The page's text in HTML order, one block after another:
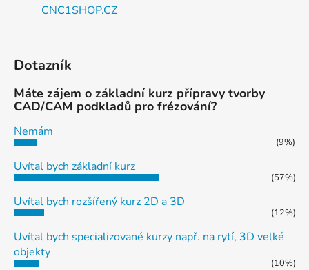
CNC1SHOP.CZ
Dotazník
Máte zájem o základní kurz přípravy tvorby
CAD/CAM podkladů pro frézování?
Nemám
(9%)
Uvítal bych základní kurz
(57%)
Uvítal bych rozšířený kurz 2D a 3D
(12%)
Uvítal bych specializované kurzy např. na rytí, 3D velké
objekty
(10%)